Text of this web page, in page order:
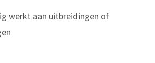
werkt aan uitbreidingen of